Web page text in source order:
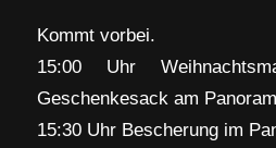
Kommt vorbei.
15:00 Uhr
Geschenkesack am
15:30 Uhr Bescherung im